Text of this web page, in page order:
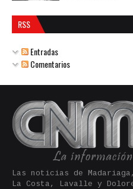
RSS
Entradas
Comentarios
Las noticias de
La Costa, Lavalle y